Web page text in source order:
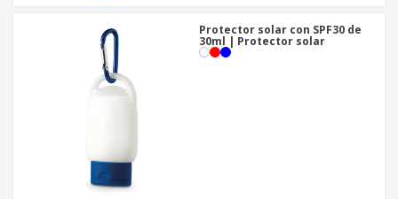
Protector solar con SPF30 de
30ml | Protector solar